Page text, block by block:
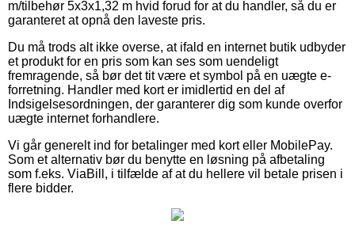
m/tilbehør 5x3x1,32 m hvid forud for at du handler, så du er
garanteret at opnå den laveste pris.
Du må trods alt ikke overse, at ifald en internet butik udbyder
et produkt for en pris som kan ses som uendeligt
fremragende, så bør det tit være et symbol på en uægte e-
forretning. Handler med kort er imidlertid en del af
Indsigelsesordningen, der garanterer dig som kunde overfor
uægte internet forhandlere.
Vi går generelt ind for betalinger med kort eller MobilePay.
Som et alternativ bør du benytte en løsning på afbetaling
som f.eks. ViaBill, i tilfælde af at du hellere vil betale prisen i
flere bidder.